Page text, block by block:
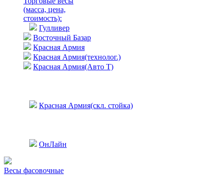
(масса, цена,
стоимость):
Гулливер
Восточный Базар
Красная Армия
Красная Армия(технолог.)
Красная Армия(Авто Т)
Красная Армия(скл. стойка)
ОнЛайн
Весы фасовочные